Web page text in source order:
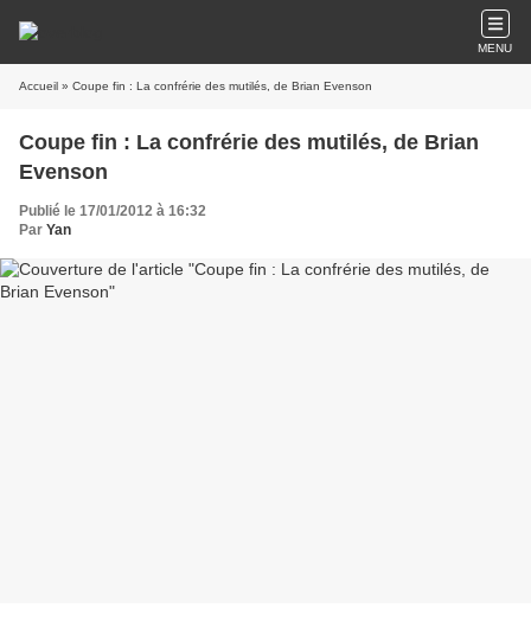
MENU
Accueil » Coupe fin : La confrérie des mutilés, de Brian Evenson
Coupe fin : La confrérie des mutilés, de Brian
Evenson
Publié le 17/01/2012 à 16:32
Par Yan